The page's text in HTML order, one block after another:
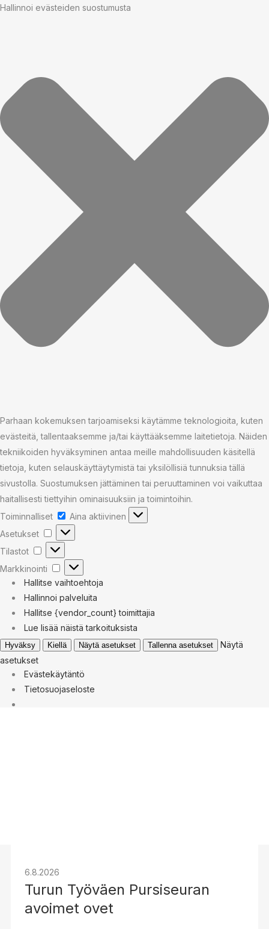
Hallinnoi evästeiden suostumusta
Parhaan kokemuksen tarjoamiseksi käytämme teknologioita, kuten
evästeitä, tallentaaksemme ja/tai käyttääksemme laitetietoja. Näiden
tekniikoiden hyväksyminen antaa meille mahdollisuuden käsitellä
tietoja, kuten selauskäyttäytymistä tai yksilöllisiä tunnuksia tällä
sivustolla. Suostumuksen jättäminen tai peruuttaminen voi vaikuttaa
haitallisesti tiettyihin ominaisuuksiin ja toimintoihin.
Toiminnalliset
Aina aktiivinen
Asetukset
Tilastot
Markkinointi
Hallitse vaihtoehtoja
Hallinnoi palveluita
Hallitse {vendor_count} toimittajia
Lue lisää näistä tarkoituksista
Hyväksy Kiellä Näytä asetukset Tallenna asetukset
Näytä
asetukset
Evästekäytäntö
Tietosuojaseloste
6.8.2026
Turun Työväen Pursiseuran
avoimet ovet